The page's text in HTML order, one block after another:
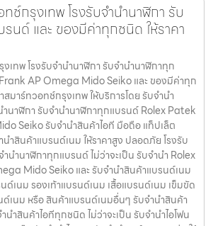
ช์กรุงเทพ โรงรับจำนำนาฬิกา รับ
นด์ และ ของมีค่าทุกชนิด ให้ราคา
เทพ โรงรับจำนำนาฬิกา รับจำนำนาฬิกาทุก
AP Omega Mido Seiko และ ของมีค่าทุก
สมาร์ทวอทช์กรุงเทพ ให้บริการโดย รับจํานํา
ำนาฬิกา รับจำนำนาฬิกาทุกแบรนด์ Rolex Patek
Seiko รับจำนำสินค้าไอที มือถือ แท็ปเล็ต
ำสินค้าแบรนด์เนม ให้ราคาสูง ปลอดภัย โรงรับ
นำนาฬิกาทุกแบรนด์ ไม่ว่าจะเป็น รับจำนำ Rolex
Mido Seiko และ รับจำนำสินค้าแบรนด์เนม
นด์เนม รองเท้าแบรนด์เนม เสื้อแบรนด์เนม เข็มขัด
เนม หรือ สินค้าแบรนด์เนมอื่นๆ รับจำนำสินค้า
ำสินค้าไอทีทุกชนิด ไม่ว่าจะเป็น รับจำนำไอโฟน